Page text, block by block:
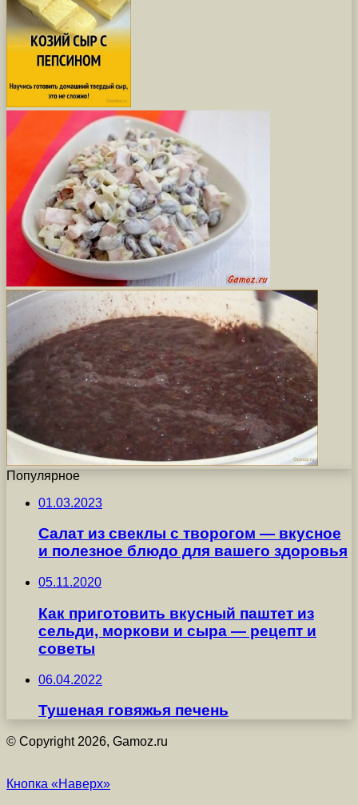
Популярное
01.03.2023
Салат из свеклы с творогом — вкусное
и полезное блюдо для вашего здоровья
05.11.2020
Как приготовить вкусный паштет из
сельди, моркови и сыра — рецепт и
советы
06.04.2022
Тушеная говяжья печень
© Copyright 2026, Gamoz.ru
Кнопка «Наверх»